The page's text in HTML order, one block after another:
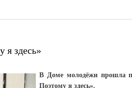
я здесь»
В Доме молодёжи прошла
Поэтому я здесь».